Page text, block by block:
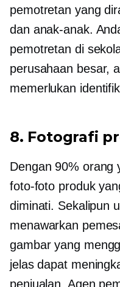
pemotretan yang
dan anak-anak.
pemotretan di
perusahaan besar,
memerlukan
8. Fotografi
Dengan 90% orang
foto-foto produk
diminati. Sekalipun
menawarkan
gambar yang
jelas dapat
penjualan. Agen